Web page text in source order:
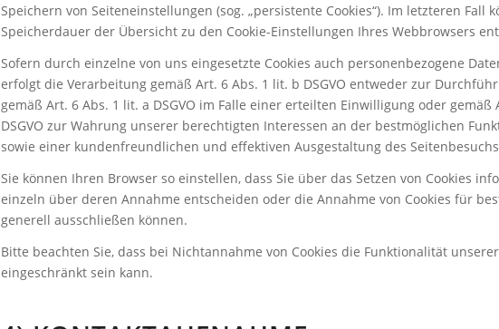
Speichern von Seiteneinstellungen (sog. „persistente Cookies“). Im letzteren Fall
Speicherdauer der Übersicht zu den Cookie-Einstellungen Ihres Webbrowsers
Sofern durch einzelne von uns eingesetzte Cookies auch personenbezogene
erfolgt die Verarbeitung gemäß Art. 6 Abs. 1 lit. b DSGVO entweder zur
gemäß Art. 6 Abs. 1 lit. a DSGVO im Falle einer erteilten Einwilligung oder gemäß
DSGVO zur Wahrung unserer berechtigten Interessen an der bestmöglichen
sowie einer kundenfreundlichen und effektiven Ausgestaltung des
Sie können Ihren Browser so einstellen, dass Sie über das Setzen von Cookies
einzeln über deren Annahme entscheiden oder die Annahme von Cookies für
generell ausschließen können.
Bitte beachten Sie, dass bei Nichtannahme von Cookies die Funktionalität
eingeschränkt sein kann.